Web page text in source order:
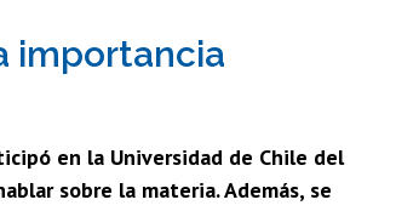
importancia
en la Universidad de Chile del
sobre la materia. Además, se